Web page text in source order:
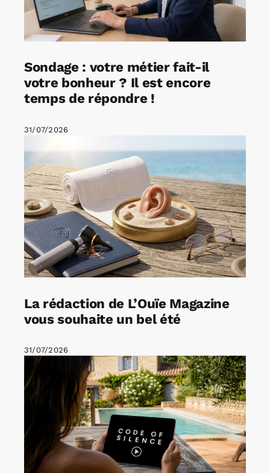
Sondage : votre métier fait-il
votre bonheur ? Il est encore
temps de répondre !
31/07/2026
La rédaction de L’Ouïe Magazine
vous souhaite un bel été
31/07/2026